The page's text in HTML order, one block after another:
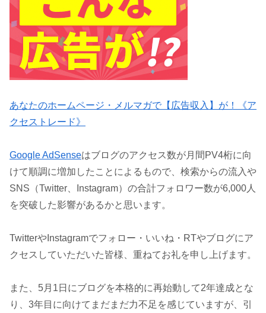
あなたのホームページ・メルマガで【広告収入】が！《ア
クセストレード》
Google AdSenseはブログのアクセス数が月間PV4桁に向
けて順調に増加したことによるもので、検索からの流入や
SNS（Twitter、Instagram）の合計フォロワー数が6,000人
を突破した影響があるかと思います。
TwitterやInstagramでフォロー・いいね・RTやブログにア
クセスしていただいた皆様、重ねてお礼を申し上げます。
また、5月1日にブログを本格的に再始動して2年達成とな
り、3年目に向けてまだまだ力不足を感じていますが、引